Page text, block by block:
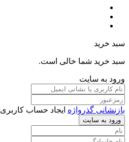
سبد خرید
سبد خرید شما خالی است.
ورود به سایت
بازنشانی گذرواژه ایجاد حساب کاربری
ورود به سایت